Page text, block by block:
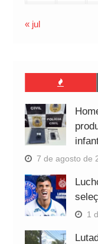
« jul
7 de agosto de
1